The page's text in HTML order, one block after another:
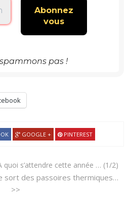
pas !
GOOGLE + PINTEREST
quoi s’attendre cette année … (1/2)
sort des passoires thermiques…
>>